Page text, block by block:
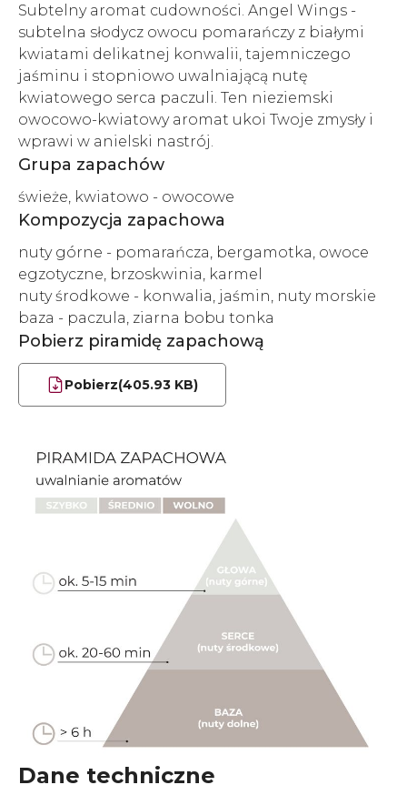
Subtelny aromat cudowności. Angel Wings -
subtelna słodycz owocu pomarańczy z białymi
kwiatami delikatnej konwalii, tajemniczego
jaśminu i stopniowo uwalniającą nutę
kwiatowego serca paczuli. Ten nieziemski
owocowo-kwiatowy aromat ukoi Twoje zmysły i
wprawi w anielski nastrój.
Grupa zapachów
świeże, kwiatowo - owocowe
Kompozycja zapachowa
nuty górne - pomarańcza, bergamotka, owoce
egzotyczne, brzoskwinia, karmel
nuty środkowe - konwalia, jaśmin, nuty morskie
baza - paczula, ziarna bobu tonka
Pobierz piramidę zapachową
Pobierz(405.93 KB)
Dane techniczne